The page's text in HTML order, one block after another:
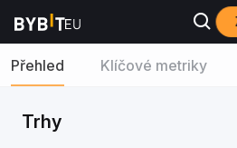
Přehled Klíčové metriky
Trhy